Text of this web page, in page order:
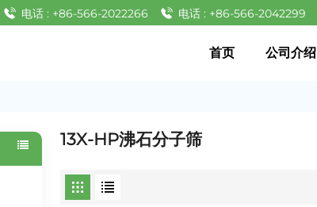
电话 : +86-566-2022266 电话 : +86-566-2042299
首页 公司介绍
13X-HP沸石分子筛